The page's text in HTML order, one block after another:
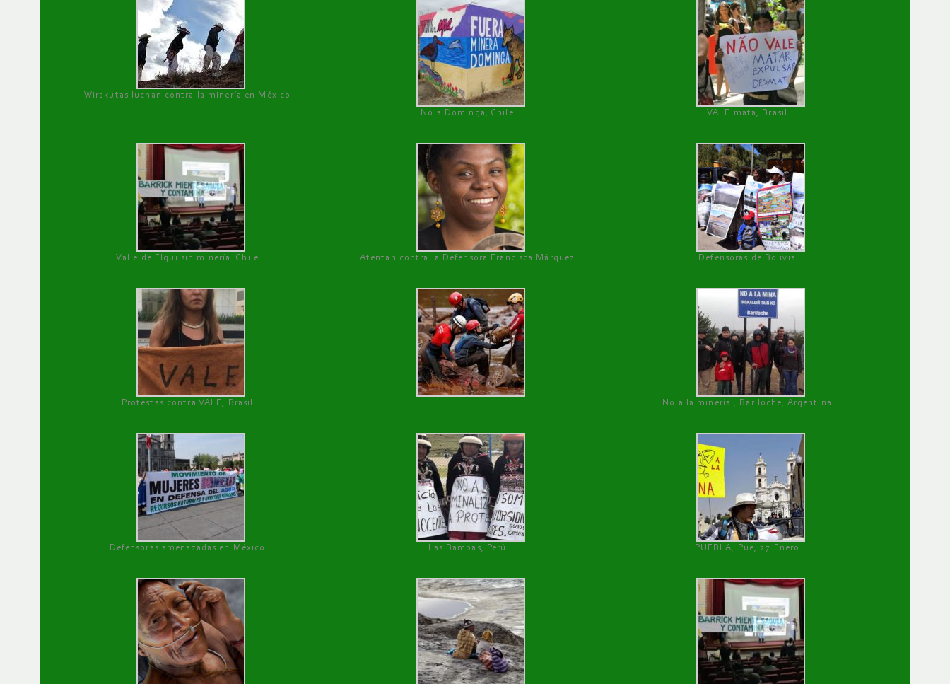
Wirakutas luchan contra la minería en México
No a Dominga, Chile
VALE mata, Brasil
Valle de Elqui sin minería. Chile Atentan contra la Defensora Francisca Márquez Defensoras de Bolivia
Protestas contra VALE, Brasil No a la minería , Bariloche, Argentina
Defensoras amenazadas en México Las Bambas, Perú PUEBLA, Pue, 27 Enero